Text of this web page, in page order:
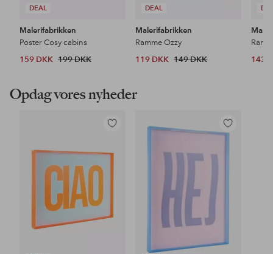
DEAL
Malerifabrikken
Poster Cosy cabins
159 DKK 199 DKK
DEAL
Malerifabrikken
Ramme Ozzy
119 DKK 149 DKK
143
Opdag vores nyheder
Tilføj
favoritter
Tilføj